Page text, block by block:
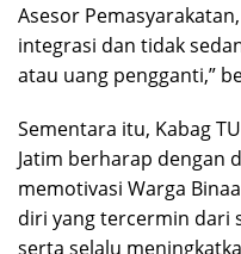
Asesor
integrasi dan tidak
atau uang pengganti,”
Sementara itu, Kabag
Jatim berharap dengan
memotivasi Warga
diri yang tercermin dari
serta selalu